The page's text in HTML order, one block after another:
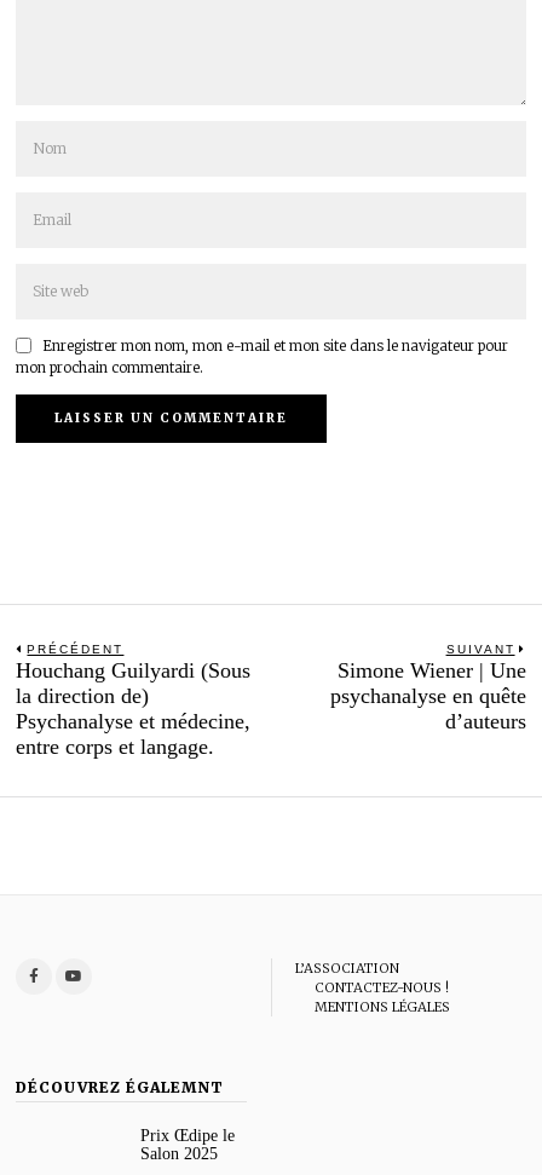
Enregistrer mon nom, mon e-mail et mon site dans le navigateur pour
mon prochain commentaire.
Navigation
de
l’article
PRÉCÉDENT
Previous
post:
Houchang Guilyardi (Sous
la direction de)
Psychanalyse et médecine,
entre corps et langage.
SUIVANT
Simone Wiener | Une
psychanalyse en quête
d’auteurs
L’ASSOCIATION
CONTACTEZ-NOUS !
MENTIONS LÉGALES
DÉCOUVREZ ÉGALEMNT
Prix Œdipe le
Salon 2025